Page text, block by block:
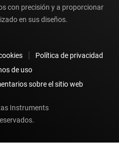
con precisión y a proporcionar
en sus diseños.
Política de privacidad
de uso
sobre el sitio web
Instruments